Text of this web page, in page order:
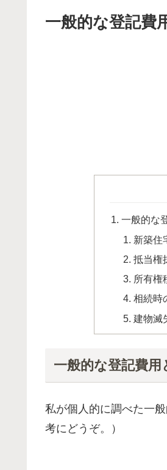
一般的な登記費
一般的な
新築住
抵当権
所有権
相続時
建物滅
一般的な登記費用
私が個人的に調べた一
考にどうぞ。）